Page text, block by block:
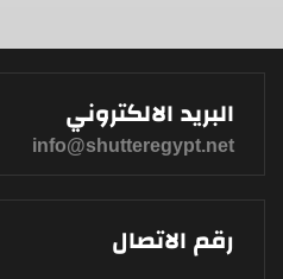
البريد الالكتروني
info@shutteregypt.net
رقم الاتصال